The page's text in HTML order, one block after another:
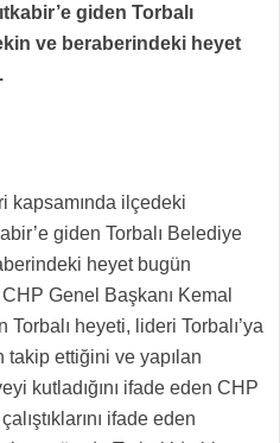
giden Torbalı
ve beraberindeki heyet
kapsamında ilçedeki
giden Torbalı Belediye
heyet bugün
Genel Başkanı Kemal
Torbalı heyeti, lideri Torbalı’ya
takip ettiğini ve yapılan
kutladığını ifade eden CHP
ifade eden